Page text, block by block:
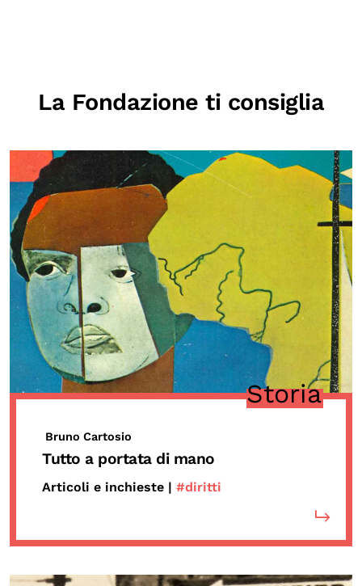
La Fondazione ti consiglia
Storia
Bruno Cartosio
Tutto a portata di mano
Articoli e inchieste | #diritti